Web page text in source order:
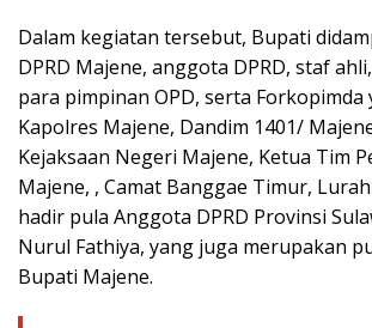
Dalam kegiatan tersebut, Bupati
DPRD Majene, anggota DPRD, staf
para pimpinan OPD, serta
Kapolres Majene, Dandim 1401/
Kejaksaan Negeri Majene, Ketua Tim
Majene, , Camat Banggae Timur,
hadir pula Anggota DPRD Provinsi
Nurul Fathiya, yang juga merupakan
Bupati Majene.